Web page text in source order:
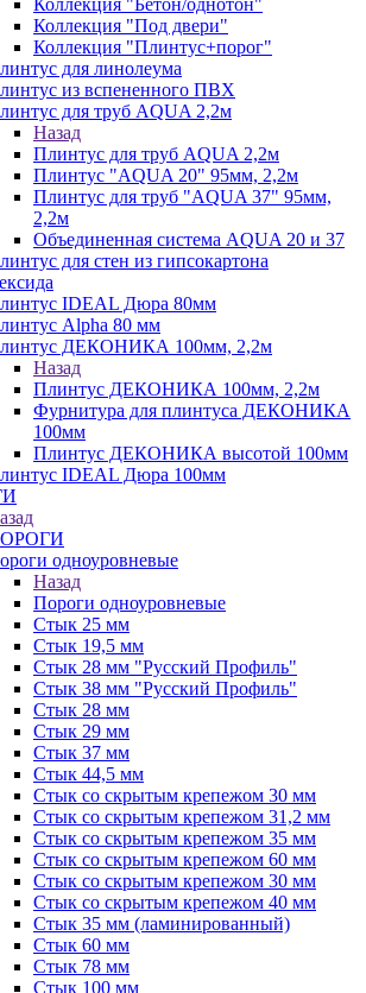
Коллекция "Бетон/однотон"
Коллекция "Под двери"
Коллекция "Плинтус+порог"
для линолеума
из вспененного ПВХ
для труб AQUA 2,2м
Назад
Плинтус для труб AQUA 2,2м
Плинтус "AQUA 20" 95мм, 2,2м
Плинтус для труб "AQUA 37" 95мм,
2,2м
Объединенная система AQUA 20 и 37
для стен из гипсокартона
IDEAL Дюра 80мм
Alpha 80 мм
ДЕКОНИКА 100мм, 2,2м
Назад
Плинтус ДЕКОНИКА 100мм, 2,2м
Фурнитура для плинтуса ДЕКОНИКА
100мм
Плинтус ДЕКОНИКА высотой 100мм
IDEAL Дюра 100мм
одноуровневые
Назад
Пороги одноуровневые
Стык 25 мм
Стык 19,5 мм
Стык 28 мм "Русский Профиль"
Стык 38 мм "Русский Профиль"
Стык 28 мм
Стык 29 мм
Стык 37 мм
Стык 44,5 мм
Стык со скрытым крепежом 30 мм
Стык со скрытым крепежом 31,2 мм
Стык со скрытым крепежом 35 мм
Стык со скрытым крепежом 60 мм
Стык со скрытым крепежом 30 мм
Стык со скрытым крепежом 40 мм
Стык 35 мм (ламинированный)
Стык 60 мм
Стык 78 мм
Стык 100 мм